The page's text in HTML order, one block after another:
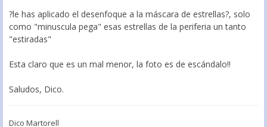
?le has aplicado el desenfoque a la máscara de estrellas?, solo
como "minuscula pega" esas estrellas de la periferia un tanto
"estiradas"
Esta claro que es un mal menor, la foto es de escándalo!!
Saludos, Dico.
Dico Martorell